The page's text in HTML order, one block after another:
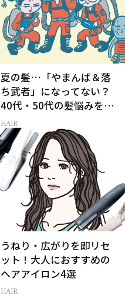
夏の髪…「やまんば＆落
ち武者」になってない？
40代・50代の髪悩みをレ
スキューする裏ワザ
HAIR
うねり・広がりを即リセ
ット！大人におすすめの
ヘアアイロン4選
HAIR